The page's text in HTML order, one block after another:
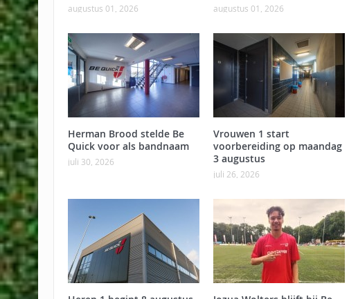
augustus 01, 2026 augustus 01, 2026
Herman Brood stelde Be
Quick voor als bandnaam
juli 30, 2026
Vrouwen 1 start
voorbereiding op maandag
3 augustus
juli 26, 2026